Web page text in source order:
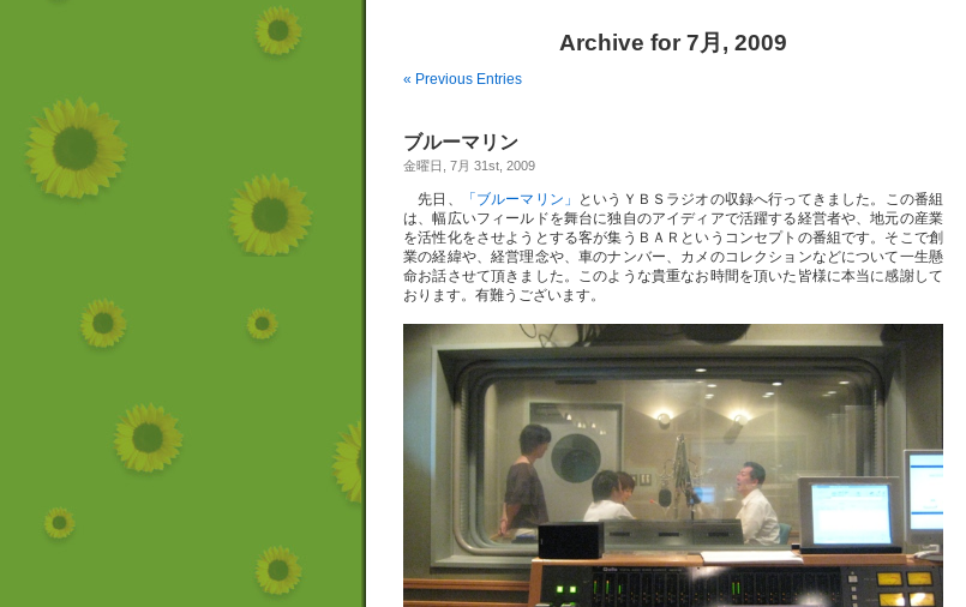
Archive for 7月, 2009
« Previous Entries
ブルーマリン
金曜日, 7月 31st, 2009
先日、 「ブルーマリン」
というＹＢＳラジオの収録へ行ってきました。この番組
は、幅広いフィールドを舞台に独自のアイディアで活躍する経営者や、地元の産業
を活性化をさせようとする客が集うＢＡＲというコンセプトの番組です。そこで創
業の経緯や、経営理念や、車のナンバー、カメのコレクションなどについて一生懸
命お話させて頂きました。このような貴重なお時間を頂いた皆様に本当に感謝して
おります。有難うございます。